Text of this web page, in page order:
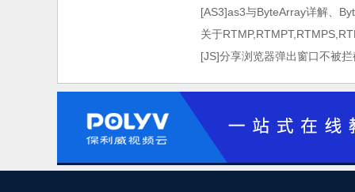
[AS3]as3与ByteArray详解、
关于
[JS]分享浏览器弹出窗口不被